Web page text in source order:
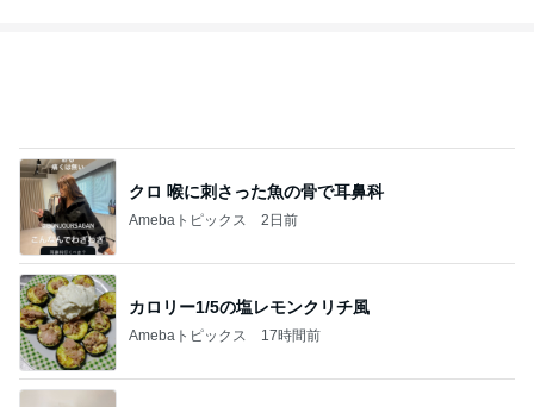
カロリー1/5の塩レモンクリチ風
Amebaトピックス 17時間前
KFC我慢後に食べたアイス181kcal
Amebaトピックス 1日前